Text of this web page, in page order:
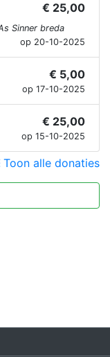
€ 25,00
Sinner breda
op 20-10-2025
€ 5,00
op 17-10-2025
€ 25,00
op 15-10-2025
Toon alle donaties